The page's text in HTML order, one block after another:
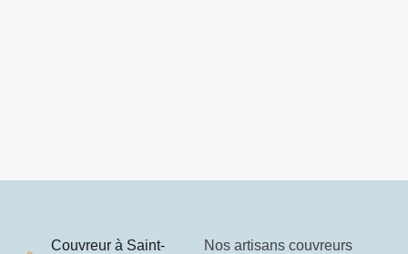
Couvreur à Saint-
Nos artisans couvreurs